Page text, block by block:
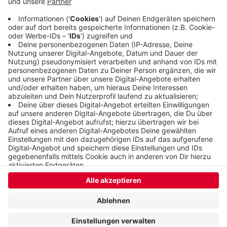
Herdecke, Kemnader See und Velbert.
Veröffentlicht:Samstag, 12.09.2020 07:21
Anzeige
Anzeige